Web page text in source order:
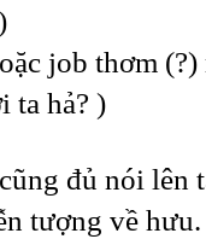
job thơm
ta hả? )
đủ nói lên
tượng về hưu.